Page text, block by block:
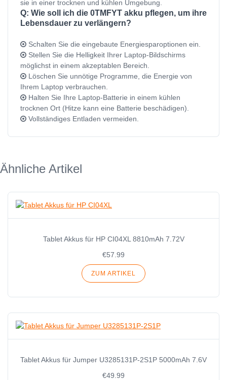
sie in einer trocknen und kühlen Umgebung.
Q: Wie soll ich die 0TMFYT akku pflegen, um ihre
Lebensdauer zu verlängern?
Schalten Sie die eingebaute Energiesparoptionen ein.
Stellen Sie die Helligkeit Ihrer Laptop-Bildschirms
möglichst in einem akzeptablen Bereich.
Löschen Sie unnötige Programme, die Energie von
Ihrem Laptop verbrauchen.
Halten Sie Ihre Laptop-Batterie in einem kühlen
trocknen Ort (Hitze kann eine Batterie beschädigen).
Vollständiges Entladen vermeiden.
Ähnliche Artikel
Tablet Akkus für HP CI04XL 8810mAh 7.72V
€57.99
ZUM ARTIKEL
Tablet Akkus für Jumper U3285131P-2S1P 5000mAh 7.6V
€49.99